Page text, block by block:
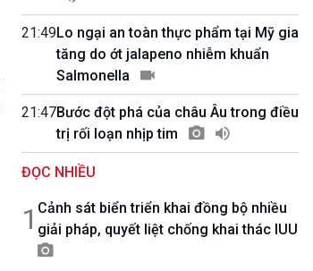
Câu chuyện thời sự
Dòng chảy sự kiện
Đối thoại
Diễn đàn chủ nhật
Chuyện đêm
21:49Lo ngại an toàn thực phẩm tại Mỹ gia
tăng do ớt jalapeno nhiễm khuẩn
Salmonella
21:47Bước đột phá của châu Âu trong điều
trị rối loạn nhịp tim
ĐỌC NHIỀU
1 Cảnh sát biển triển khai đồng bộ nhiều
giải pháp, quyết liệt chống khai thác IUU